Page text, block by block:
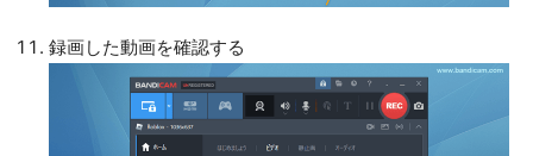
録画した動画を確認する